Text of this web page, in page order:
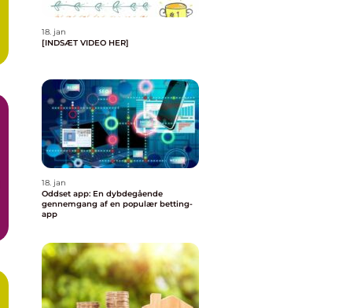
18. jan
[INDSÆT VIDEO HER]
18. jan
Oddset app: En dybdegående
gennemgang af en populær betting-
app